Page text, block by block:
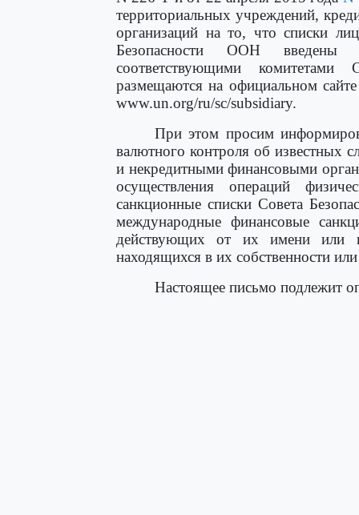
территориальных учреждений,
организаций на то, что списки
Безопасности ООН введены
соответствующими
размещаются на официальном
www.un.org/ru/sc/subsidiary.
При этом просим
валютного контроля об известных
и некредитными финансовыми
осуществления операций
санкционные списки Совета
международные финансовые
действующих от их имени или
находящихся в их собственности
Настоящее письмо подлежит